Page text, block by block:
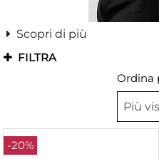
Scopri di più
FILTRA
Ordina
-20%